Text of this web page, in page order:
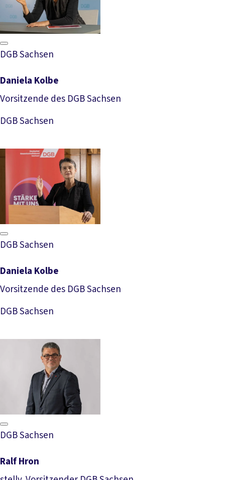
DGB Sachsen
Daniela Kolbe
Vorsitzende des DGB Sachsen
DGB Sachsen
DGB Sachsen
Daniela Kolbe
Vorsitzende des DGB Sachsen
DGB Sachsen
DGB Sachsen
Ralf Hron